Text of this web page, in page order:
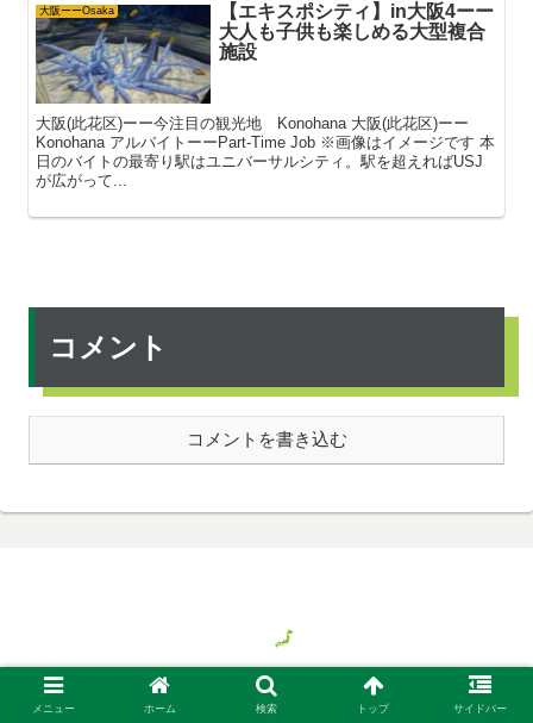
大阪ーーOsaka
【エキスポシティ】in大阪4ーー
大人も子供も楽しめる大型複合
施設
大阪(此花区)ーー今注目の観光地 Konohana 大阪(此花区)ーー
Konohana アルバイトーーPart-Time Job ※画像はイメージです 本
日のバイトの最寄り駅はユニバーサルシティ。駅を超えればUSJ
が広がって...
コメント
コメントを書き込む
© 2018 気ままに旅する日本、時々バイト.
メニュー ホーム 検索 トップ サイドバー